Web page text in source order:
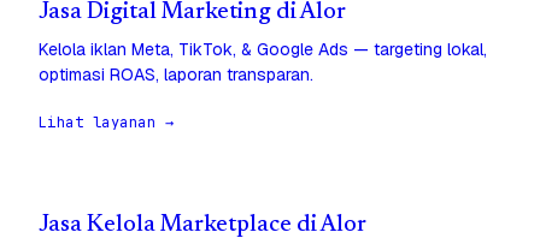
Jasa Digital Marketing di Alor
Kelola iklan Meta, TikTok, & Google Ads — targeting lokal,
optimasi ROAS, laporan transparan.
Lihat layanan →
Jasa Kelola Marketplace di Alor